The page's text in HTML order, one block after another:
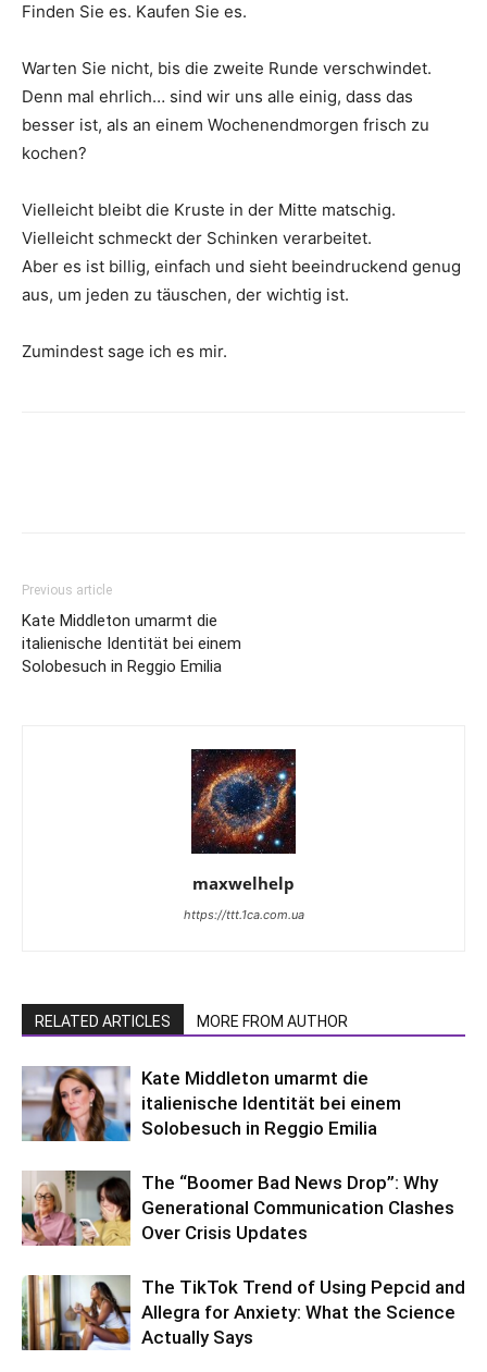
Finden Sie es. Kaufen Sie es.
Warten Sie nicht, bis die zweite Runde verschwindet.
Denn mal ehrlich… sind wir uns alle einig, dass das
besser ist, als an einem Wochenendmorgen frisch zu
kochen?
Vielleicht bleibt die Kruste in der Mitte matschig.
Vielleicht schmeckt der Schinken verarbeitet.
Aber es ist billig, einfach und sieht beeindruckend genug
aus, um jeden zu täuschen, der wichtig ist.
Zumindest sage ich es mir.
Previous article
Kate Middleton umarmt die
italienische Identität bei einem
Solobesuch in Reggio Emilia
maxwelhelp
https://ttt.1ca.com.ua
RELATED ARTICLES MORE FROM AUTHOR
Kate Middleton umarmt die
italienische Identität bei einem
Solobesuch in Reggio Emilia
The “Boomer Bad News Drop”: Why
Generational Communication Clashes
Over Crisis Updates
The TikTok Trend of Using Pepcid and
Allegra for Anxiety: What the Science
Actually Says